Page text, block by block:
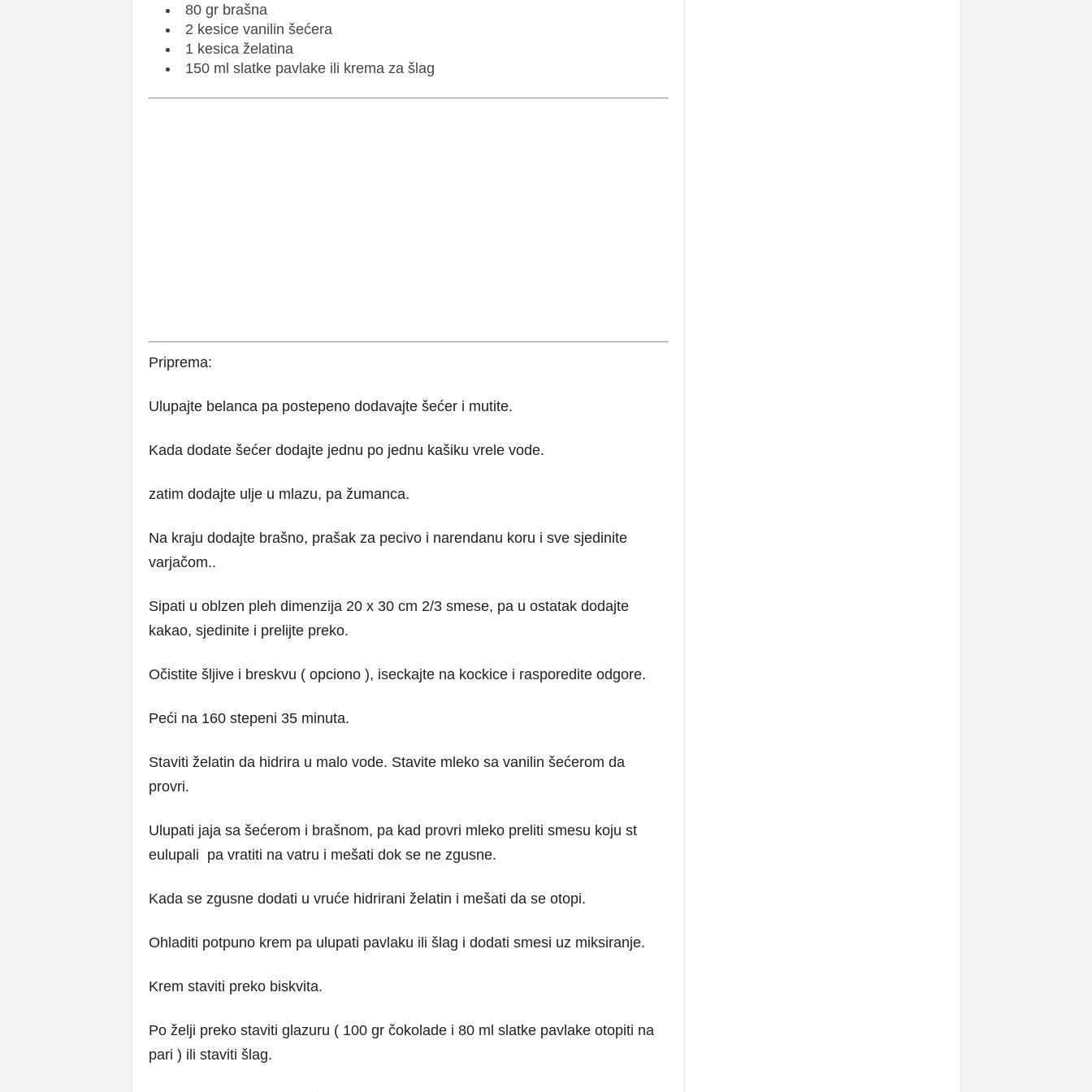
80 gr brašna
2 kesice vanilin šećera
1 kesica želatina
150 ml slatke pavlake ili krema za šlag
Priprema:
Ulupajte belanca pa postepeno dodavajte šećer i mutite.
Kada dodate šećer dodajte jednu po jednu kašiku vrele vode.
zatim dodajte ulje u mlazu, pa žumanca.
Na kraju dodajte brašno, prašak za pecivo i narendanu koru i sve sjedinite
varjačom..
Sipati u oblzen pleh dimenzija 20 x 30 cm 2/3 smese, pa u ostatak dodajte
kakao, sjedinite i prelijte preko.
Očistite šljive i breskvu ( opciono ), iseckajte na kockice i rasporedite odgore.
Peći na 160 stepeni 35 minuta.
Staviti želatin da hidrira u malo vode. Stavite mleko sa vanilin šećerom da
provri.
Ulupati jaja sa šećerom i brašnom, pa kad provri mleko preliti smesu koju st
eulupali pa vratiti na vatru i mešati dok se ne zgusne.
Kada se zgusne dodati u vruće hidrirani želatin i mešati da se otopi.
Ohladiti potpuno krem pa ulupati pavlaku ili šlag i dodati smesi uz miksiranje.
Krem staviti preko biskvita.
Po želji preko staviti glazuru ( 100 gr čokolade i 80 ml slatke pavlake otopiti na
pari ) ili staviti šlag.